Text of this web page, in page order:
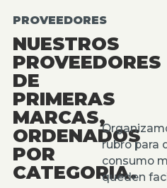
PROVEEDORES
NUESTROS
PROVEEDORES
DE
PRIMERAS
MARCAS,
ORDENADOS
POR
CATEGORIA.
rubro para
consumo
queden